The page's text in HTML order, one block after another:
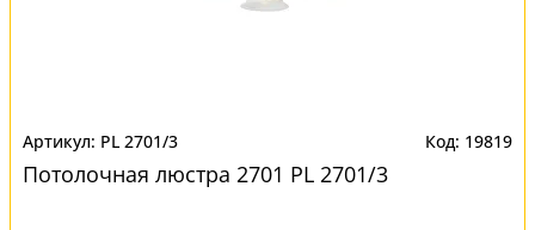
PL 2701/3 19819
Потолочная люстра 2701 PL 2701/3